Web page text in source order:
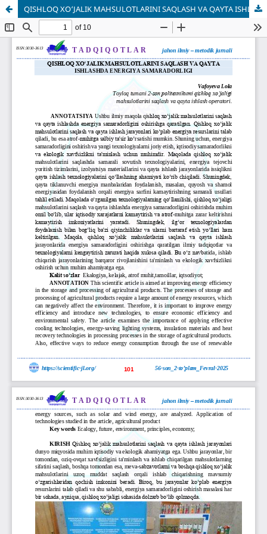
QISHLOQ XO‘JALIK MAHSULOTLARINI SAQLASH VA QAYTA ISHLASHDA ENERGIYA SAMARADORLIGI